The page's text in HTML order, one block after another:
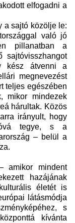
elfogadni a
a sajtó közölje le:
való jó
pillanatban a
sajtóvisszhangot
kész átvenni a
megnevezést
teljes egészében
mikor mindezek
hárultak. Közös
irányult, hogy
tegye, s a
– belül a
amikor mindent
hazájának
életét is
látásmódja
s
kívánta